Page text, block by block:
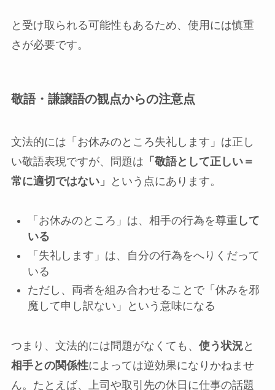
と受け取られる可能性もあるため、使用には慎重
さが必要です。
敬語・謙譲語の観点からの注意点
文法的には「お休みのところ失礼します」は正し
い敬語表現ですが、問題は 「敬語として正しい＝
常に適切ではない」
という点にあります。
「お休みのところ」は、相手の行為を尊重 して
いる
「失礼します」は、自分の行為をへりくだって
いる
ただし、両者を組み合わせることで「休みを邪
魔して申し訳ない」という意味になる
つまり、文法的には問題がなくても、 使う状況と
相手との関係性によっては逆効果になりかねませ
ん。たとえば、上司や取引先の休日に仕事の話題